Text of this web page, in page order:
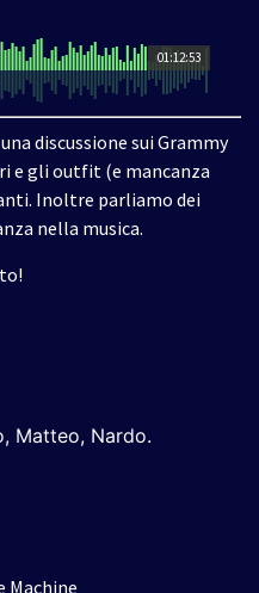
01:12:53
discussione sui Grammy
e gli outfit (e mancanza
Inoltre parliamo dei
nella musica.
Matteo, Nardo.
Machine